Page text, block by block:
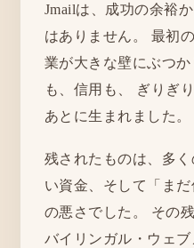
Jmailは、成功の余裕
はありません。 最初
業が大きな壁にぶつ
も、信用も、 ぎりぎ
あとに生まれました。
残されたものは、多
い資金、そして「ま
の悪さでした。 その
バイリンガル・ウェ